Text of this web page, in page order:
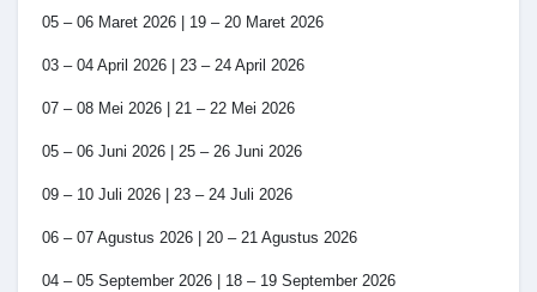
05 – 06 Maret 2026 | 19 – 20 Maret 2026
03 – 04 April 2026 | 23 – 24 April 2026
07 – 08 Mei 2026 | 21 – 22 Mei 2026
05 – 06 Juni 2026 | 25 – 26 Juni 2026
09 – 10 Juli 2026 | 23 – 24 Juli 2026
06 – 07 Agustus 2026 | 20 – 21 Agustus 2026
04 – 05 September 2026 | 18 – 19 September 2026